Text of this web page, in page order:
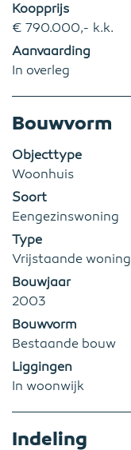
Koopprijs
€ 790.000,- k.k.
Aanvaarding
In overleg
Bouwvorm
Objecttype
Woonhuis
Soort
Eengezinswoning
Type
Vrijstaande woning
Bouwjaar
2003
Bouwvorm
Bestaande bouw
Liggingen
In woonwijk
Indeling